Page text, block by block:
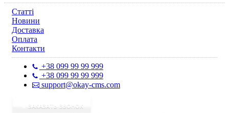
Статті
Новини
Доставка
Оплата
Контакти
+38 099 99 99 999
+38 099 99 99 999
support@okay-cms.com
ЗАКАЗАТЬ ЗВОНОК